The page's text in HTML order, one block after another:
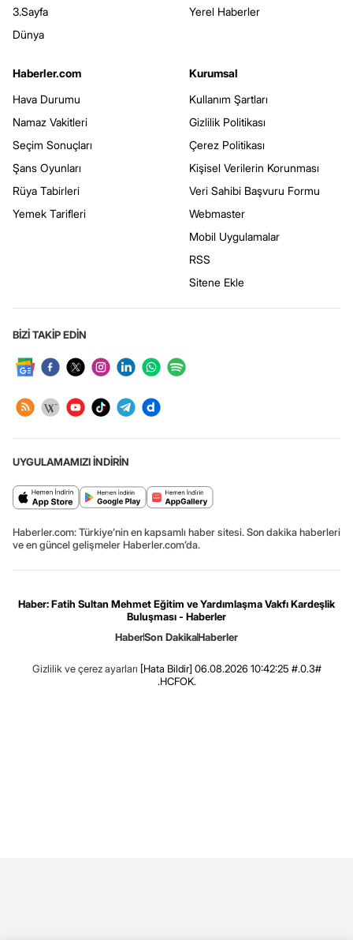
3.Sayfa
Dünya
Yerel Haberler
Haberler.com
Hava Durumu
Namaz Vakitleri
Seçim Sonuçları
Şans Oyunları
Rüya Tabirleri
Yemek Tarifleri
Kurumsal
Kullanım Şartları
Gizlilik Politikası
Çerez Politikası
Kişisel Verilerin Korunması
Veri Sahibi Başvuru Formu
Webmaster
Mobil Uygulamalar
RSS
Sitene Ekle
BİZİ TAKİP EDİN
UYGULAMAMIZI İNDİRİN
Haberler.com: Türkiye’nin en kapsamlı haber sitesi. Son dakika haberleri
ve en güncel gelişmeler Haberler.com’da.
Haber: Fatih Sultan Mehmet Eğitim ve Yardımlaşma Vakfı Kardeşlik
Buluşması - Haberler
HaberSon DakikaHaberler
Gizlilik ve çerez ayarları [Hata Bildir] 06.08.2026 10:42:25 #.0.3#
.HCFOK.